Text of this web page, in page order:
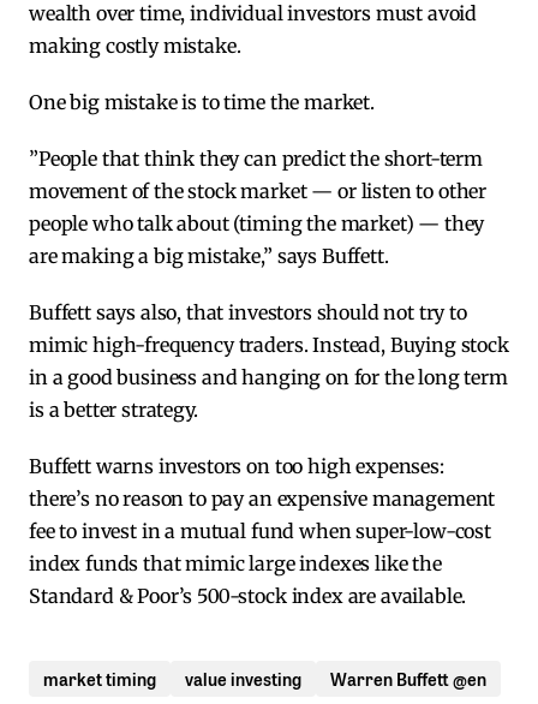
wealth over time, individual investors must avoid
making costly mistake.
One big mistake is to time the market.
”People that think they can predict the short-term
movement of the stock market — or listen to other
people who talk about (timing the market) — they
are making a big mistake,” says Buffett.
Buffett says also, that investors should not try to
mimic high-frequency traders. Instead, Buying stock
in a good business and hanging on for the long term
is a better strategy.
Buffett warns investors on too high expenses:
there’s no reason to pay an expensive management
fee to invest in a mutual fund when super-low-cost
index funds that mimic large indexes like the
Standard & Poor’s 500-stock index are available.
market timing value investing Warren Buffett @en